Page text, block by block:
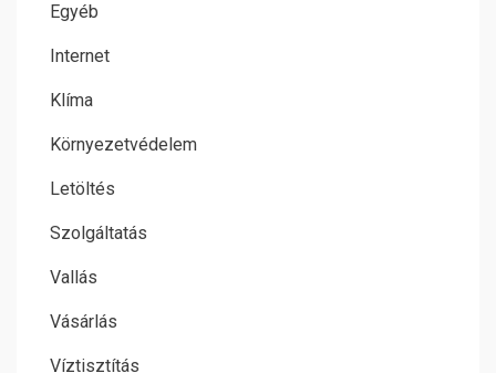
Egyéb
Internet
Klíma
Környezetvédelem
Letöltés
Szolgáltatás
Vallás
Vásárlás
Víztisztítás